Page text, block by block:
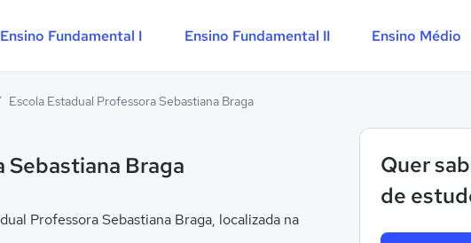
Ensino Fundamental I Ensino Fundamental II Ensino Médio
Escola Estadual Professora Sebastiana Braga
Sebastiana Braga
Professora Sebastiana Braga, localizada na
Quer
de